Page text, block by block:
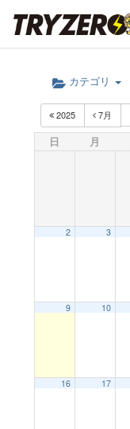
カテゴリ
2025 7月
日 月
2 3
9 10
16 17